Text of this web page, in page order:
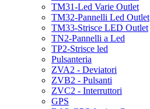
TM31-Led Varie Outlet
TM32-Pannelli Led Outlet
TM33-Strisce LED Outlet
TN2-Pannelli a Led
TP2-Strisce led
Pulsanteria
ZVA2 - Deviatori
ZVB2 - Pulsanti
ZVC2 - Interruttori
GPS